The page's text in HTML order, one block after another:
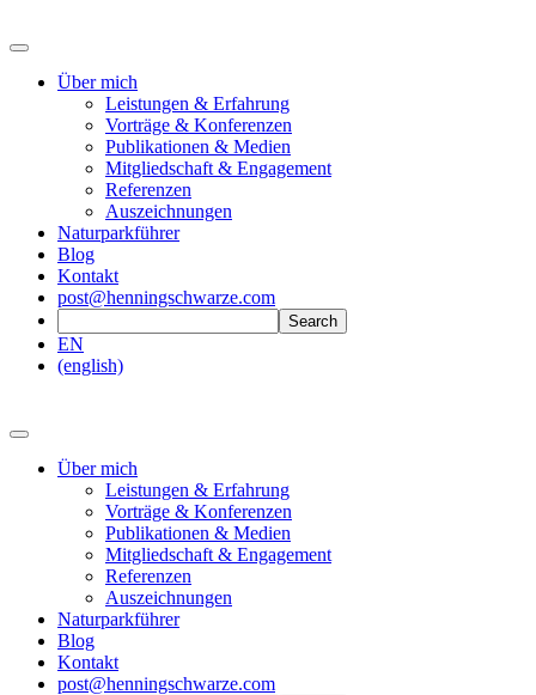
Über mich
Leistungen & Erfahrung
Vorträge & Konferenzen
Publikationen & Medien
Mitgliedschaft & Engagement
Referenzen
Auszeichnungen
Naturparkführer
Blog
Kontakt
post@henningschwarze.com
EN
(english)
Über mich
Leistungen & Erfahrung
Vorträge & Konferenzen
Publikationen & Medien
Mitgliedschaft & Engagement
Referenzen
Auszeichnungen
Naturparkführer
Blog
Kontakt
post@henningschwarze.com